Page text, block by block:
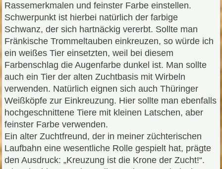
Rassemerkmalen und feinster Farbe einstellen.
Schwerpunkt ist hierbei natürlich der farbige
Schwanz, der sich hartnäckig vererbt. Sollte man
Fränkische Trommeltauben einkreuzen, so würde ich
ein weißes Tier einsetzten, weil bei diesem
Farbenschlag die Augenfarbe dunkel ist. Man sollte
auch ein Tier der alten Zuchtbasis mit Wirbeln
verwenden. Natürlich eignen sich auch Thüringer
Weißköpfe zur Einkreuzung. Hier sollte man ebenfalls
hochgeschnittene Tiere mit kleinen Latschen, aber
feinster Farbe verwenden.
Ein alter Zuchtfreund, der in meiner züchterischen
Laufbahn eine wesentliche Rolle gespielt hat, prägte
den Ausdruck: „Kreuzung ist die Krone der Zucht!“.